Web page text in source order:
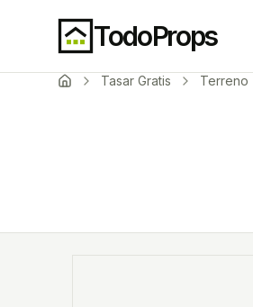
TodoProps
Tasar Gratis Terreno